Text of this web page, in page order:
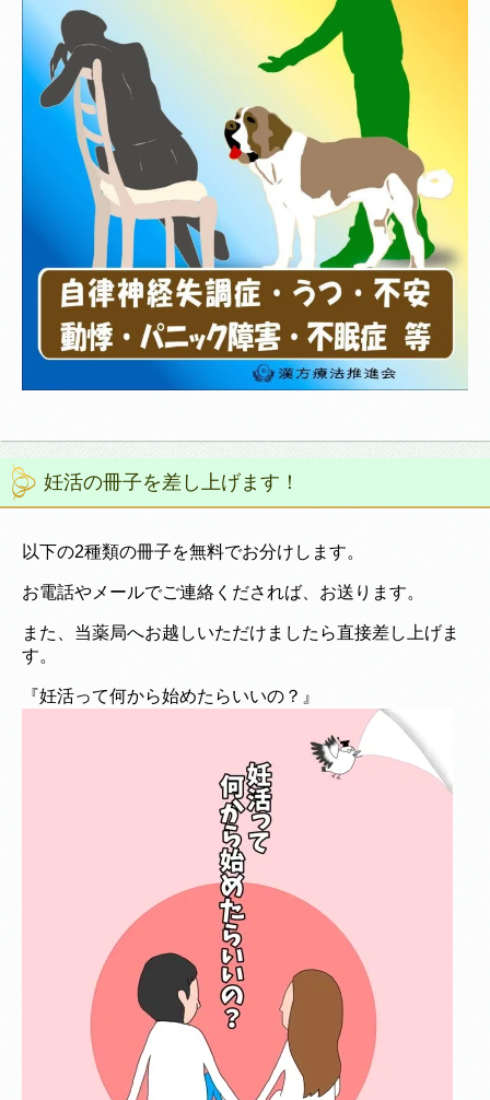
妊活の冊子を差し上げます！
以下の2種類の冊子を無料でお分けします。
お電話やメールでご連絡くだされば、お送ります。
また、当薬局へお越しいただけましたら直接差し上げま
す。
『妊活って何から始めたらいいの？』